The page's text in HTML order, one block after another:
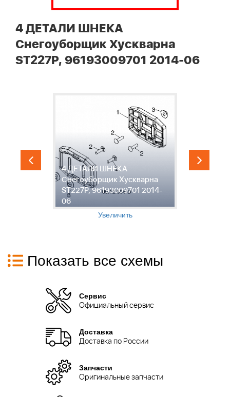
4 ДЕТАЛИ ШНЕКА
Снегоуборщик Хускварна
ST227P, 96193009701 2014-06
4 ДЕТАЛИ ШНЕКА
Снегоуборщик Хускварна
ST227P, 96193009701 2014-
06
Увеличить
Показать все схемы
Сервис
Официальный сервис
Доставка
Доставка по России
Запчасти
Оригинальные запчасти